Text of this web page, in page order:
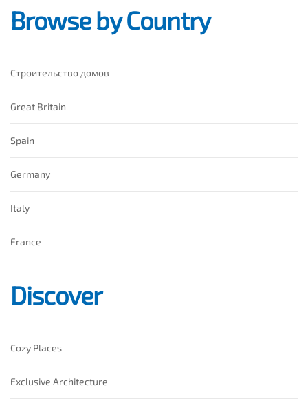
Browse by Country
Строительство домов
Great Britain
Spain
Germany
Italy
France
Discover
Cozy Places
Exclusive Architecture